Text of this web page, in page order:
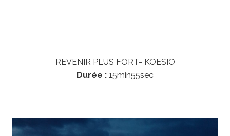
REVENIR PLUS FORT- KOESIO
Durée : 15min55sec